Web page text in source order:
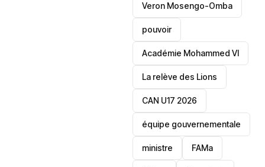
Veron Mosengo-Omba
pouvoir
Académie Mohammed VI
La relève des Lions
CAN U17 2026
équipe gouvernementale
ministre FAMa